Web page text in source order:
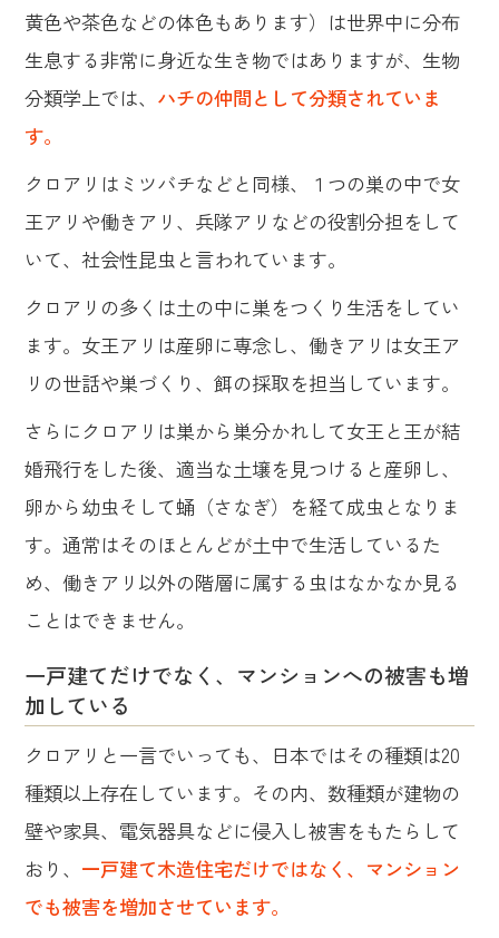
黄色や茶色などの体色もあります）は世界中に分布
生息する非常に身近な生き物ではありますが、生物
分類学上では、 ハチの仲間として分類されていま
す。
クロアリはミツバチなどと同様、１つの巣の中で女
王アリや働きアリ、兵隊アリなどの役割分担をして
いて、社会性昆虫と言われています。
クロアリの多くは土の中に巣をつくり生活をしてい
ます。女王アリは産卵に専念し、働きアリは女王ア
リの世話や巣づくり、餌の採取を担当しています。
さらにクロアリは巣から巣分かれして女王と王が結
婚飛行をした後、適当な土壌を見つけると産卵し、
卵から幼虫そして蛹（さなぎ）を経て成虫となりま
す。通常はそのほとんどが土中で生活しているた
め、働きアリ以外の階層に属する虫はなかなか見る
ことはできません。
一戸建てだけでなく、マンションへの被害も増
加している
クロアリと一言でいっても、日本ではその種類は20
種類以上存在しています。その内、数種類が建物の
壁や家具、電気器具などに侵入し被害をもたらして
おり、 一戸建て木造住宅だけではなく、マンション
でも被害を増加させています。